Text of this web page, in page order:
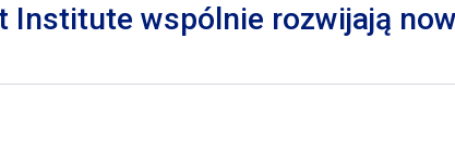
Institute wspólnie rozwijają